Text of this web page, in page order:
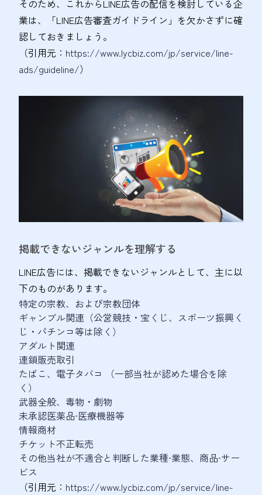
そのため、これからLINE広告の配信を検討している企
業は、「LINE広告審査ガイドライン」を欠かさずに確
認しておきましょう。
（引用元： https://www.lycbiz.com/jp/service/line-
ads/guideline/）
掲載できないジャンルを理解する
LINE広告には、掲載できないジャンルとして、主に以
下のものがあります。
特定の宗教、および宗教団体
ギャンブル関連（公営競技・宝くじ、スポーツ振興く
じ・パチンコ等は除く）​
アダルト関連​
連鎖販売取引​
たばこ、電子タバコ​ （一部当社が認めた場合を除
く）​
武器全般、毒物・劇物​
未承認医薬品⋅医療機器等​
情報商材
チケット不正転売
その他当社が不適合と判断した業種⋅業態、商品⋅サー
ビス​
（引用元： https://www.lycbiz.com/jp/service/line-